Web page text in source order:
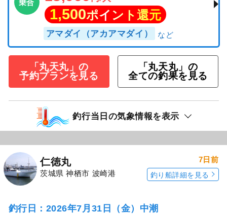
乗合
1,500ポイント還元
アマダイ（アカアマダイ）
「丸天丸」の
予約プランを見る
「丸天丸」の
全ての釣果を見る
釣行当日の気象情報を表示
仁徳丸
茨城県 神栖市 波崎港
7日前
釣り船詳細を見る
釣行日：2026年7月31日（金）中潮